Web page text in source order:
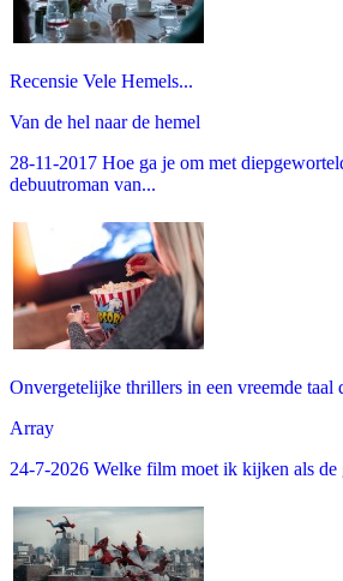
Recensie Vele Hemels...
Van de hel naar de hemel
28-11-2017 Hoe ga je om met
debuutroman van...
Onvergetelijke thrillers in een vreemde taal
Array
24-7-2026 Welke film moet ik kijken als